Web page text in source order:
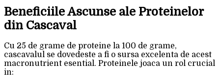
Beneficiile Ascunse ale Proteinelor
din Cascaval
Cu 25 de grame de proteine la 100 de grame,
cascavalul se dovedeste a fi o sursa excelenta de acest
macronutrient esential. Proteinele joaca un rol crucial
in: